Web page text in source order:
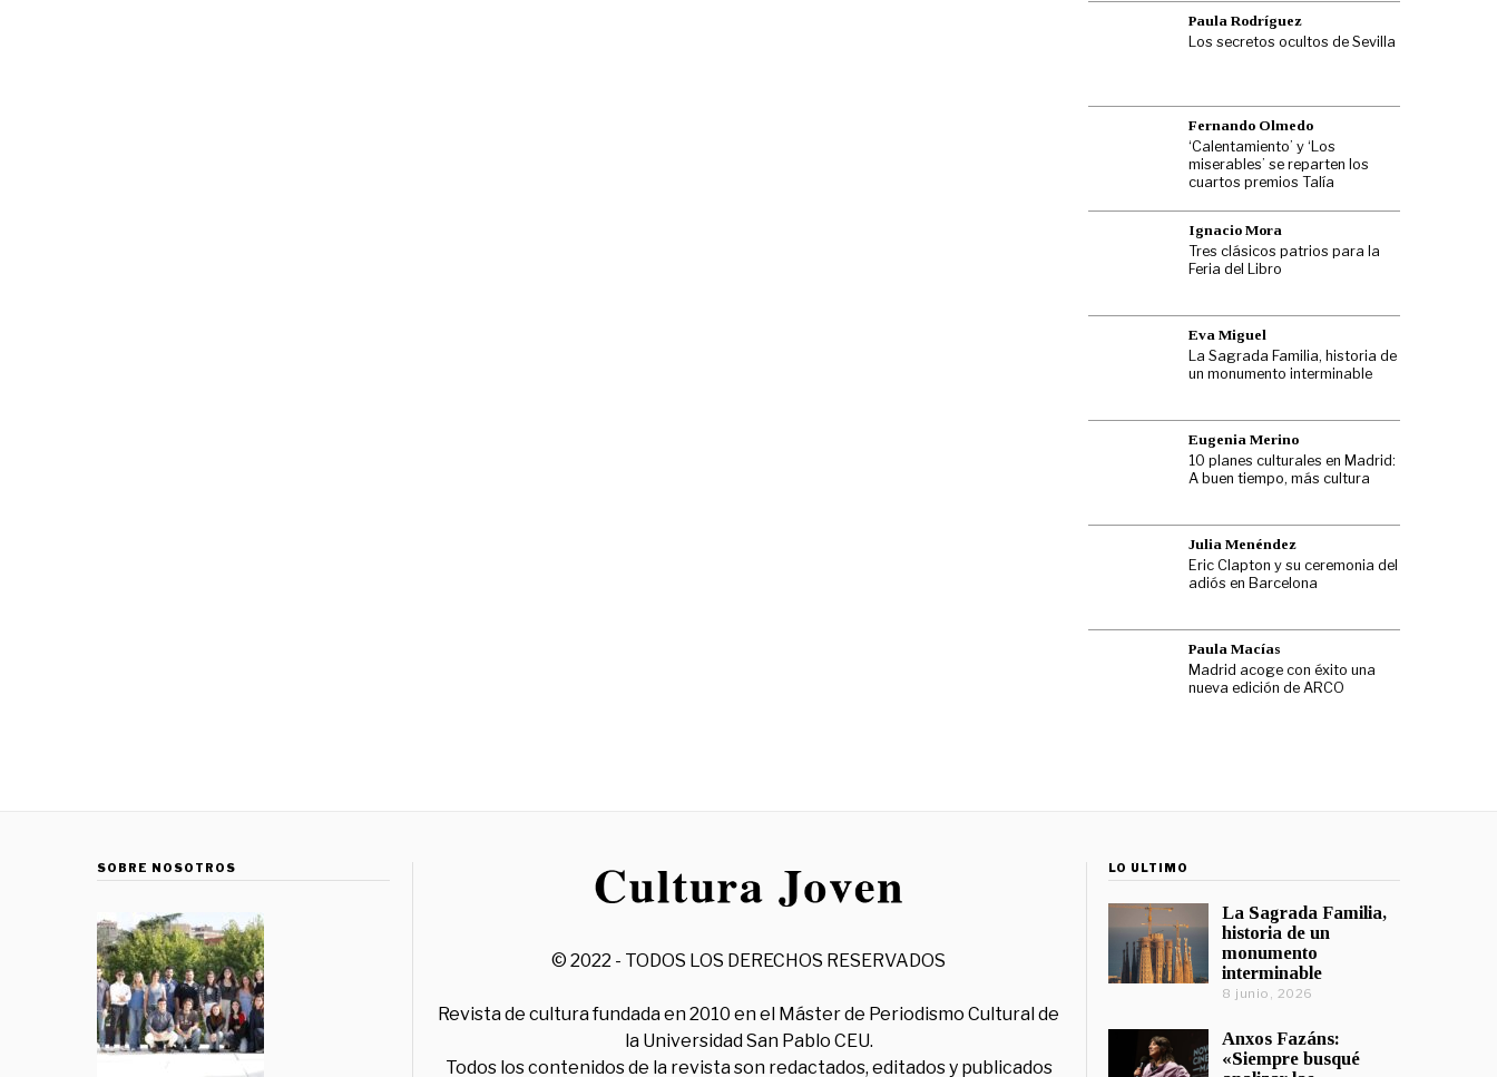
Paula Rodríguez
Los secretos ocultos de Sevilla
Fernando Olmedo
‘Calentamiento’ y ‘Los
miserables’ se reparten los
cuartos premios Talía
Ignacio Mora
Tres clásicos patrios para la
Feria del Libro
Eva Miguel
La Sagrada Familia, historia de
un monumento interminable
Eugenia Merino
10 planes culturales en Madrid:
A buen tiempo, más cultura
Julia Menéndez
Eric Clapton y su ceremonia del
adiós en Barcelona
Paula Macías
Madrid acoge con éxito una
nueva edición de ARCO
SOBRE NOSOTROS
© 2022 - TODOS LOS DERECHOS RESERVADOS
Revista de cultura fundada en 2010 en el Máster de Periodismo Cultural de
la Universidad San Pablo CEU.
Todos los contenidos de la revista son redactados, editados y publicados
LO ÚLTIMO
La Sagrada Familia,
historia de un
monumento
interminable
8 junio, 2026
Anxos Fazáns:
«Siempre busqué